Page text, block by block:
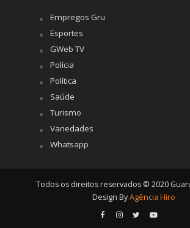
Empregos Gru
Esportes
GWeb TV
Polícia
Política
Saúde
Turismo
Variedades
Whatsapp
Todos os direitos reservados © 2020
Design ByAgência Hiro
Posso